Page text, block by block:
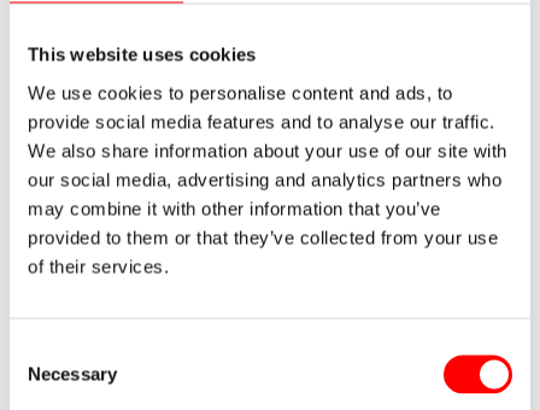
This website uses cookies
We use cookies to personalise content and ads, to
provide social media features and to analyse our traffic.
We also share information about your use of our site with
our social media, advertising and analytics partners who
may combine it with other information that you’ve
provided to them or that they’ve collected from your use
of their services.
Selection
Necessary
picking
Systems
Picking: Preparación de pedidos en el
almacén
10 comentarios Logística del almacén / Por
Systems
Claves de la planificación operativa y